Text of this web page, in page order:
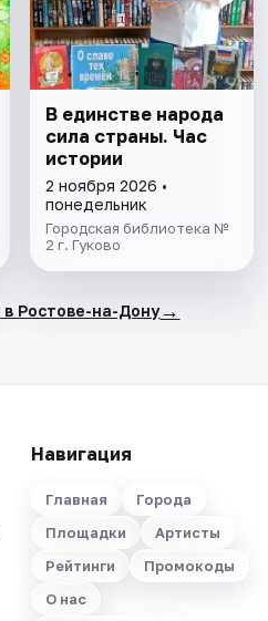
В единстве народа
сила страны. Час
истории
2 ноября 2026 •
понедельник
Городская библиотека №
2 г. Гуково
в Ростове-на-Дону→
Навигация
Главная
Города
Площадки
Артисты
Рейтинги
Промокоды
О нас